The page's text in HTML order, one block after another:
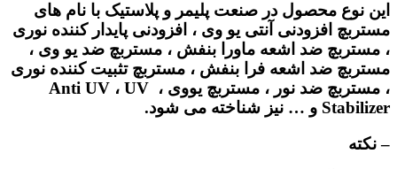
این نوع محصول در صنعت پلیمر و پلاستیک با نام های
مستربچ افزودنی آنتی یو وی ، افزودنی پایدار کننده نوری
، مستربچ ضد اشعه ماورا بنفش ، مستربچ ضد یو وی ،
مستربچ ضد اشعه فرا بنفش ، مستربچ تثبیت کننده نوری
، مستربچ ضد نور ، مستربچ یووی ، Anti UV ، UV
Stabilizer و … نیز شناخته می شود.
– نکته